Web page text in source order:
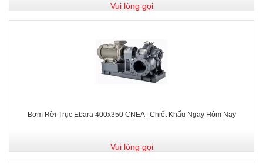
Vui lòng gọi
Bơm Rời Trục Ebara 400x350 CNEA | Chiết Khấu Ngay Hôm Nay
Vui lòng gọi